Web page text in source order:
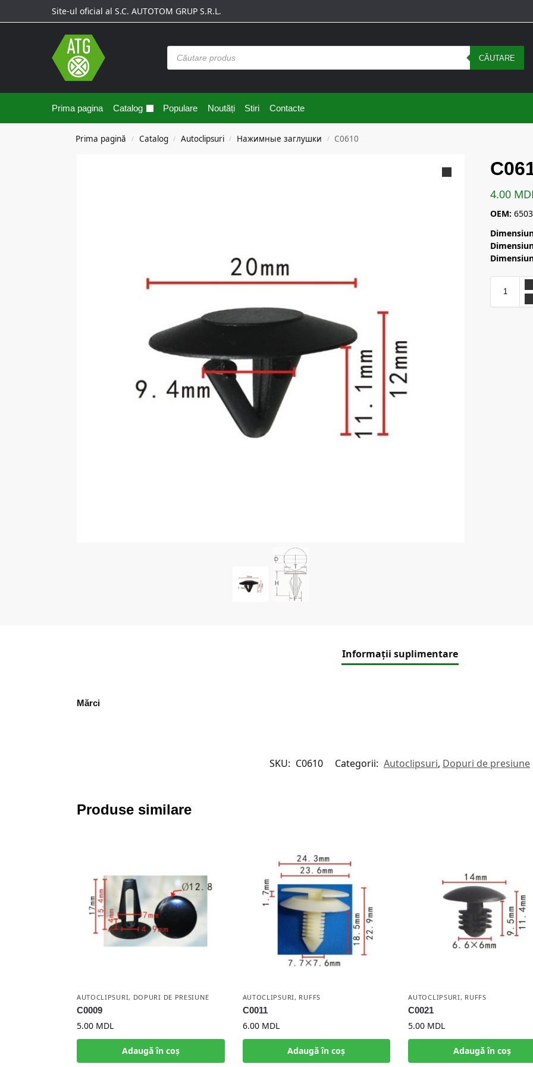
Site-ul oficial al S.C. AUTOTOM GRUP S.R.L.
CĂUTARE
Prima pagina Catalog Populare Noutăți Stiri Contacte
Prima pagină / Catalog / Autoclipsuri / Нажимные заглушки / C0610
4.00
OEM:
Informații suplimentare
Mărci
SKU: C0610 Categorii: Autoclipsuri, Dopuri de presiune
Produse similare
AUTOCLIPSURI, DOPURI DE PRESIUNE
C0009
5.00 MDL
Adaugă în coș
AUTOCLIPSURI, RUFFS
C0011
6.00 MDL
Adaugă în coș
AUTOCLIPSURI, RUFFS
C0021
5.00 MDL
Adaugă în coș